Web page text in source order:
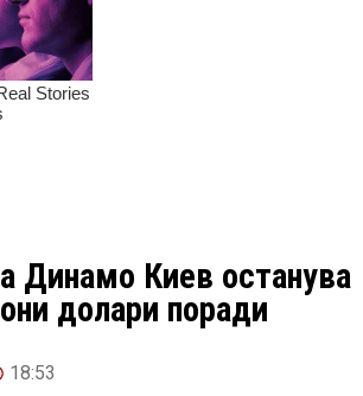
Динамо Киев останува
долари поради
18:53